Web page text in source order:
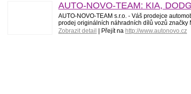
AUTO-NOVO-TEAM: KIA,
AUTO-NOVO-TEAM s.r.o. - Váš prodejce
prodej originálních náhradních dílů vozů značky
Zobrazit detail
| Přejít na http://www.autonovo.cz